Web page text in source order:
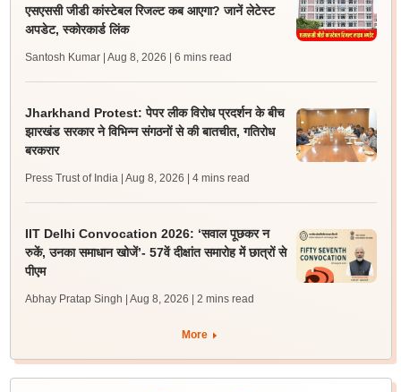
एसएससी जीडी कांस्टेबल रिजल्ट कब आएगा? जानें लेटेस्ट
अपडेट, स्कोरकार्ड लिंक
Santosh Kumar | Aug 8, 2026 | 6 mins read
Jharkhand Protest: पेपर लीक विरोध प्रदर्शन के बीच
झारखंड सरकार ने विभिन्न संगठनों से की बातचीत, गतिरोध
बरकरार
Press Trust of India | Aug 8, 2026 | 4 mins read
IIT Delhi Convocation 2026: ‘सवाल पूछकर न
रुकें, उनका समाधान खोजें’- 57वें दीक्षांत समारोह में छात्रों से
पीएम
Abhay Pratap Singh | Aug 8, 2026 | 2 mins read
More